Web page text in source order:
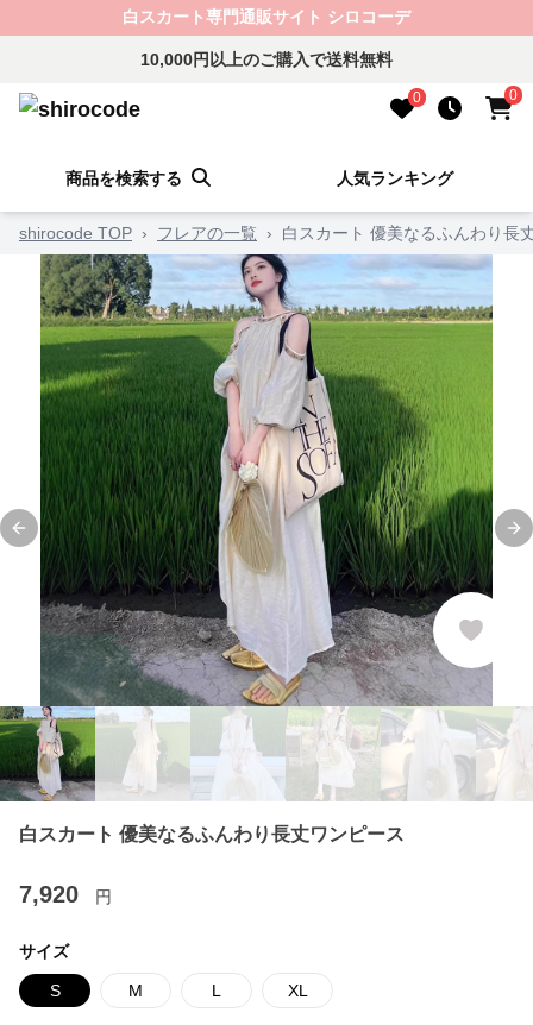
白スカート専門通販サイト シロコーデ
10,000円以上のご購入で送料無料
0 0
商品を検索する 人気ランキング
shirocode TOP › フレアの一覧 › 白スカート 優美なるふんわり長
Previous slide
白スカート 優美なるふんわり長丈ワンピース
7,920 円
サイズ
S M L XL